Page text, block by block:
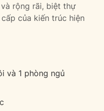
rộng rãi, biệt thự
của kiến trúc hiện
và 1 phòng ngủ